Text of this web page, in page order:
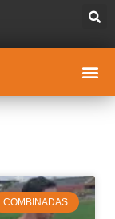
COMBINADAS